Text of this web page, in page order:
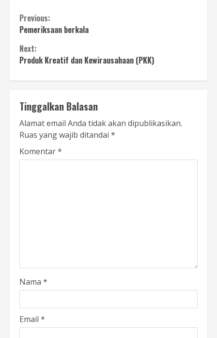
Continue
Reading
Previous:
Pemeriksaan berkala
Next:
Produk Kreatif dan Kewirausahaan (PKK)
Tinggalkan Balasan
Alamat email Anda tidak akan dipublikasikan.
Ruas yang wajib ditandai *
Komentar*
Nama *
Email *